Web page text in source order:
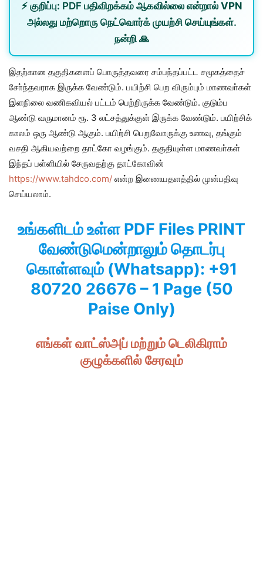
⚡ குறிப்பு: PDF பதிவிறக்கம் ஆகவில்லை என்றால் VPN
அல்லது மற்றொரு நெட்வொர்க்முயற்சி செய்யுங்கள்.
நன்றி 🙏
இதற்கான தகுதிகளைப் பொருத்தவரை சம்பந்தப்பட்ட சமூகத்தைச்
சோ்ந்தவராக இருக்க வேண்டும். பயிற்சி பெற விரும்பும் மாணவா்கள்
இளநிலை வணிகவியல் பட்டம் பெற்றிருக்க வேண்டும். குடும்ப
ஆண்டு வருமானம் ரூ. 3 லட்சத்துக்குள் இருக்க வேண்டும். பயிற்சிக்
காலம் ஒரு ஆண்டு ஆகும். பயிற்சி பெறுவோருக்கு உணவு, தங்கும்
வசதி ஆகியவற்றை தாட்கோ வழங்கும். தகுதியுள்ள மாணவா்கள்
இந்தப் பள்ளியில் சேருவதற்கு தாட்கோவின்
https://www.tahdco.com/ என்ற இணையதளத்தில் முன்பதிவு
செய்யலாம்.
உங்களிடம் உள்ள PDF Files PRINT
வேண்டுமென்றாலும் தொடர்பு
கொள்ளவும் (Whatsapp): +91
80720 26676 – 1 Page (50
Paise Only)
எங்கள் வாட்ஸ்அப் மற்றும் டெலிகிராம்
குழுக்களில் சேரவும்